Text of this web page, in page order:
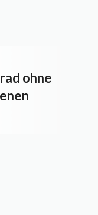
ohne